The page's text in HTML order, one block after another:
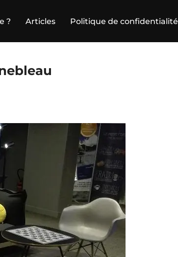
? Articles Politique de confidentialité